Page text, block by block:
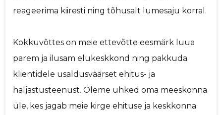
reageerima kiiresti ning tõhusalt lumesaju korral.
Kokkuvõttes on meie ettevõtte eesmärk luua
parem ja ilusam elukeskkond ning pakkuda
klientidele usaldusväärset ehitus- ja
haljastusteenust. Oleme uhked oma meeskonna
üle, kes jagab meie kirge ehituse ja keskkonna